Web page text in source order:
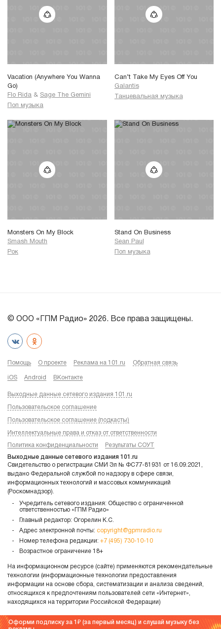
Vacation (Anywhere You Wanna
Go)
Flo Rida & Sage The Gemini
Поп музыка
Can’t Take My Eyes Off You
Galantis
Танцевальная музыка
Monsters On My Block
Smash Mouth
Рок
Stand On Business
Sean Paul
Поп музыка
© ООО «ГПМ Радио» 2026. Все права защищены.
Помощь О проекте Реклама на 101.ru Обратная связь
iOS Android ВКонтакте
Выходные данные сетевого издания 101.ru
Пользовательское соглашение
Пользовательское соглашение (подкасты)
Интеллектуальные права и отказ от ответственности
Политика конфиденциальности Результаты СОУТ
Выходные данные сетевого издания 101.ru
Свидетельство о регистрации СМИ Эл № ФС77-81931 от 16.09.2021,
выдано Федеральной службой по надзору в сфере связи,
информационных технологий и массовых коммуникаций
(Роскомнадзор).
Учредитель сетевого издания: Общество с ограниченной
ответственностью «ГПМ Радио»
Главный редактор: Огорелин К.С.
Адрес электронной почты: copyright@gpmradio.ru
Номер телефона редакции: +7 (495) 730-10-10
Возрастное ограничение 18+
На информационном ресурсе (сайте) применяются рекомендательные
технологии (информационные технологии предоставления
информации на основе сбора, систематизации и анализа сведений,
относящихся к предпочтениям пользователей сети «Интернет»,
находящихся на территории Российской Федерации)
Оформи подписку за 1
(за первый месяц) и слушай музыку без